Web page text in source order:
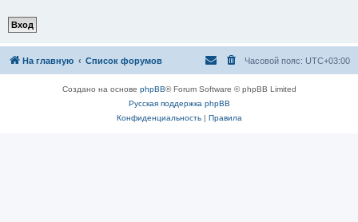
На главную Список форумов Часовой пояс: UTC+03:00
Создано на основе phpBB® Forum Software © phpBB Limited
Русская поддержка phpBB
Конфиденциальность| Правила